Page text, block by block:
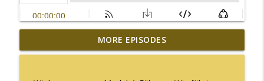
Episode 207 - USA meets Germany mit
Judith Geiß
info_outline
MORE EPISODES